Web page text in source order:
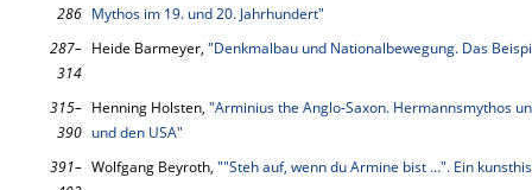
286 Mythos im 19. und 20. Jahrhundert"
287–
314
Heide Barmeyer, "Denkmalbau und Nationalbewegung. Das
315–
390
Henning Holsten, "Arminius the Anglo-Saxon. Hermannsmythos
und den USA"
391– Wolfgang Beyroth, ""Steh auf, wenn du Armine bist …". Ein